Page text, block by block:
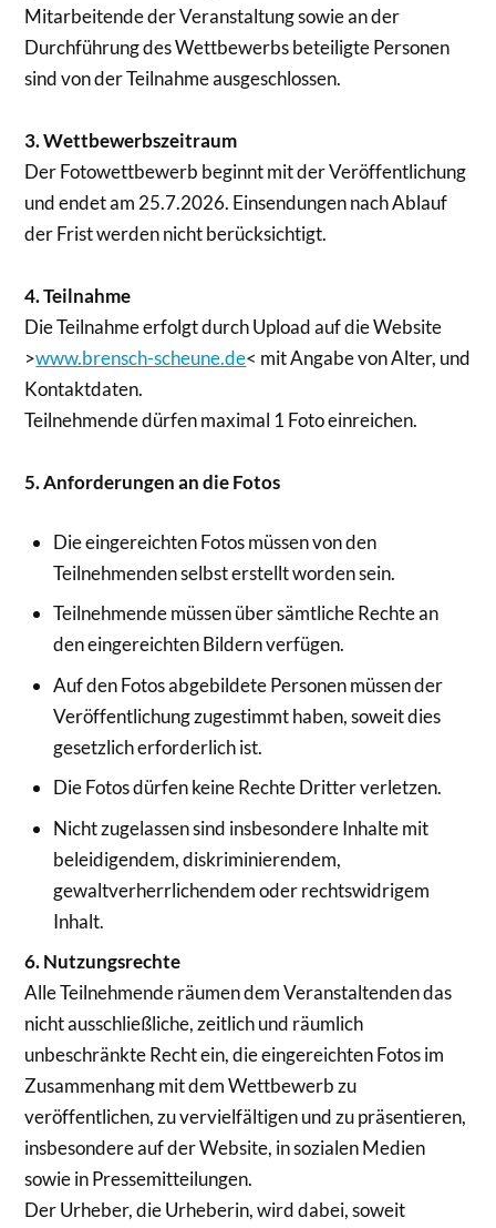
Mitarbeitende der Veranstaltung sowie an der
Durchführung des Wettbewerbs beteiligte Personen
sind von der Teilnahme ausgeschlossen.
3. Wettbewerbszeitraum
Der Fotowettbewerb beginnt mit der Veröffentlichung
und endet am 25.7.2026. Einsendungen nach Ablauf
der Frist werden nicht berücksichtigt.
4. Teilnahme
Die Teilnahme erfolgt durch Upload auf die Website
>www.brensch-scheune.de< mit Angabe von Alter, und
Kontaktdaten.
Teilnehmende dürfen maximal 1 Foto einreichen.
5. Anforderungen an die Fotos
Die eingereichten Fotos müssen von den
Teilnehmenden selbst erstellt worden sein.
Teilnehmende müssen über sämtliche Rechte an
den eingereichten Bildern verfügen.
Auf den Fotos abgebildete Personen müssen der
Veröffentlichung zugestimmt haben, soweit dies
gesetzlich erforderlich ist.
Die Fotos dürfen keine Rechte Dritter verletzen.
Nicht zugelassen sind insbesondere Inhalte mit
beleidigendem, diskriminierendem,
gewaltverherrlichendem oder rechtswidrigem
Inhalt.
6. Nutzungsrechte
Alle Teilnehmende räumen dem Veranstaltenden das
nicht ausschließliche, zeitlich und räumlich
unbeschränkte Recht ein, die eingereichten Fotos im
Zusammenhang mit dem Wettbewerb zu
veröffentlichen, zu vervielfältigen und zu präsentieren,
insbesondere auf der Website, in sozialen Medien
sowie in Pressemitteilungen.
Der Urheber, die Urheberin, wird dabei, soweit